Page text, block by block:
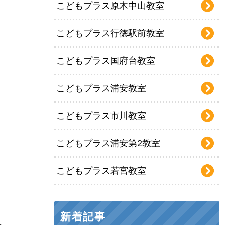
こどもプラス原木中山教室
こどもプラス行徳駅前教室
こどもプラス国府台教室
こどもプラス浦安教室
こどもプラス市川教室
こどもプラス浦安第2教室
こどもプラス若宮教室
新着記事